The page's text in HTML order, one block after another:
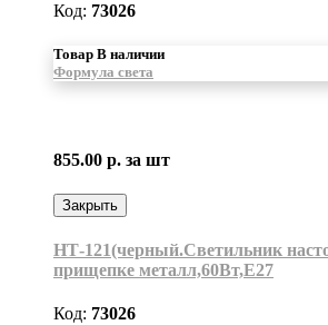
Код: 73026
Товар В наличии
Формула света
855.00 р. за шт
Закрыть
НТ-121(черный.Светильник
прищепке металл,60Вт,Е27
Код: 73026